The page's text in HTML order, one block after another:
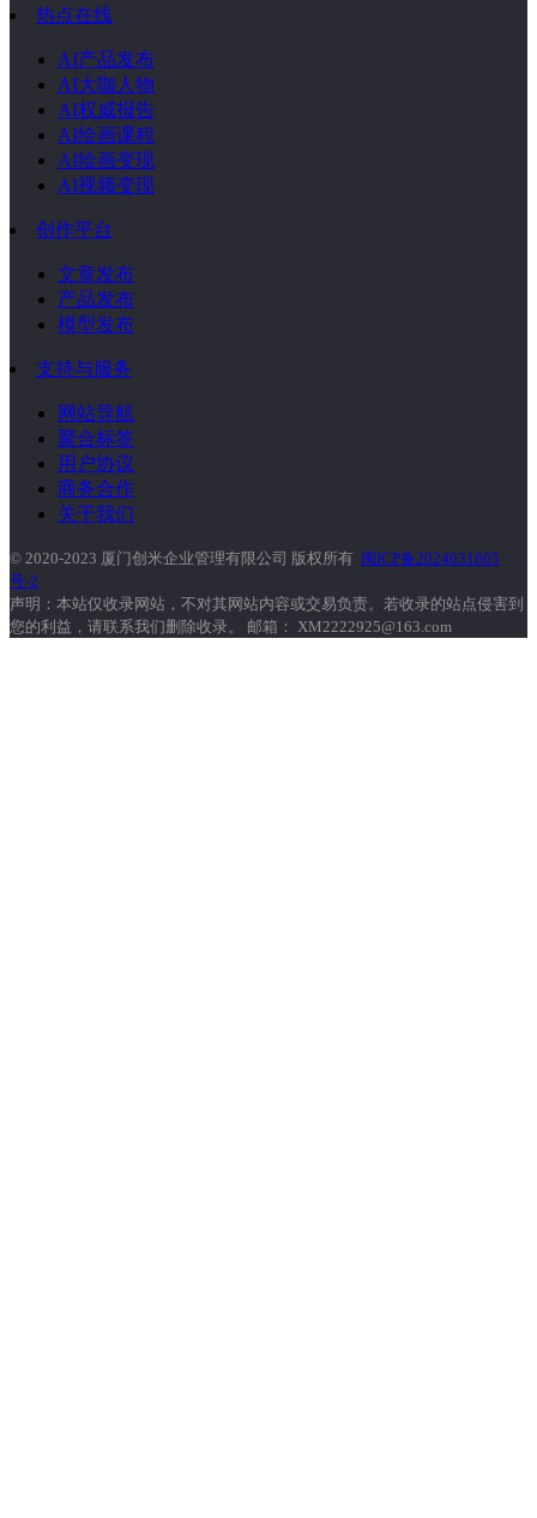
热点在线
AI产品发布
AI大咖人物
AI权威报告
AI绘画课程
AI绘画变现
AI视频变现
创作平台
文章发布
产品发布
模型发布
支持与服务
网站导航
聚合标签
用户协议
商务合作
关于我们
© 2020-2023 厦门创米企业管理有限公司 版权所有 闽ICP备2024031605
号-2
声明：本站仅收录网站，不对其网站内容或交易负责。若收录的站点侵害到
您的利益，请联系我们删除收录。 邮箱： XM2222925@163.com